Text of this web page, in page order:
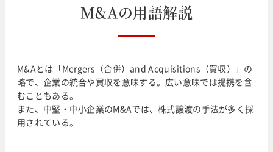
M&Aの用語解説
M&Aとは「Mergers（合併）and Acquisitions（買収）」の
略で、企業の統合や買収を意味する。広い意味では提携を含
むこともある。
また、中堅・中小企業のM&Aでは、株式譲渡の手法が多く採
用されている。